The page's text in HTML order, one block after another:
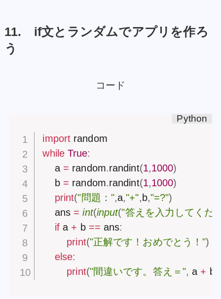
11. if文とランダムでアプリを作ろ
う
コード
import
while True:
    a
= random.randint(1,1000)
    b
= random.randint(1,1000)
print("問題：",a,"+", b,"=?")
    ans
= int(input("答えを入力してくだ
if a + b == ans:
print("正解です！おめでとう！")
else:
print("間違いです。答え＝", a + b